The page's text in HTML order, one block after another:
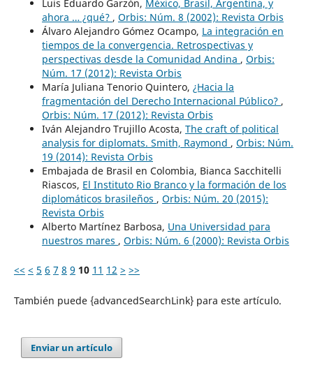
Luis Eduardo Garzón, México, Brasil, Argentina, y
ahora … ¿qué? , Orbis: Núm. 8 (2002): Revista Orbis
Álvaro Alejandro Gómez Ocampo, La integración en
tiempos de la convergencia. Retrospectivas y
perspectivas desde la Comunidad Andina , Orbis:
Núm. 17 (2012): Revista Orbis
María Juliana Tenorio Quintero, ¿Hacia la
fragmentación del Derecho Internacional Público? ,
Orbis: Núm. 17 (2012): Revista Orbis
Iván Alejandro Trujillo Acosta, The craft of political
analysis for diplomats. Smith, Raymond , Orbis: Núm.
19 (2014): Revista Orbis
Embajada de Brasil en Colombia, Bianca Sacchitelli
Riascos, El Instituto Rio Branco y la formación de los
diplomáticos brasileños , Orbis: Núm. 20 (2015):
Revista Orbis
Alberto Martínez Barbosa, Una Universidad para
nuestros mares , Orbis: Núm. 6 (2000): Revista Orbis
<< < 5 6 7 8 9 10 11 12 > >>
También puede {advancedSearchLink} para este artículo.
Enviar un artículo